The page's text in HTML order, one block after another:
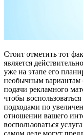
Стоит отметить тот
является
уже на этапе его
необычным вариантам
подачи рекламного
чтобы
подходами по
отношении вашего
воспользоваться
самом деле могут